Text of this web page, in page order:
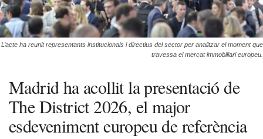
L’acte ha reunit representants institucionals i directius del sector per analitzar el moment que
travessa el mercat immobiliari europeu.
Madrid ha acollit la presentació de
The District 2026, el major
esdeveniment europeu de referència